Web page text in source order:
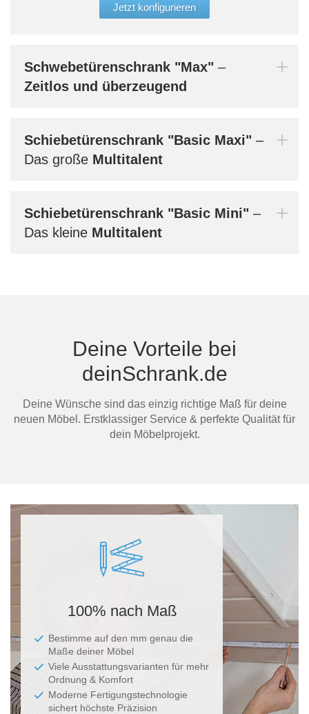
Jetzt konfigurieren
Schwebetürenschrank "Max" –
Zeitlos und überzeugend
Schiebetürenschrank "Basic Maxi" –
Das große Multitalent
Schiebetürenschrank "Basic Mini" –
Das kleine Multitalent
Deine Vorteile bei
deinSchrank.de
Deine Wünsche sind das einzig richtige Maß für deine
neuen Möbel. Erstklassiger Service & perfekte Qualität für
dein Möbelprojekt.
100% nach Maß
Bestimme auf den mm genau die
Maße deiner Möbel
Viele Ausstattungsvarianten für mehr
Ordnung & Komfort
Moderne Fertigungstechnologie
sichert höchste Präzision